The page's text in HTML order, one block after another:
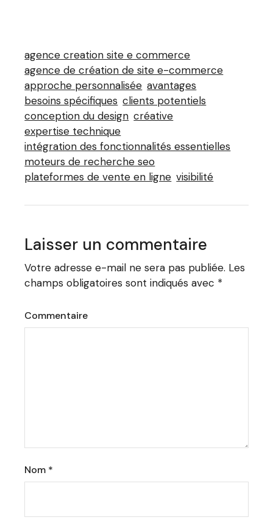
agence creation site e commerce
agence de création de site e-commerce
approche personnalisée avantages
besoins spécifiques clients potentiels
conception du design créative
expertise technique
intégration des fonctionnalités essentielles
moteurs de recherche seo
plateformes de vente en ligne visibilité
Laisser un commentaire
Votre adresse e-mail ne sera pas publiée. Les
champs obligatoires sont indiqués avec *
Commentaire
Nom *